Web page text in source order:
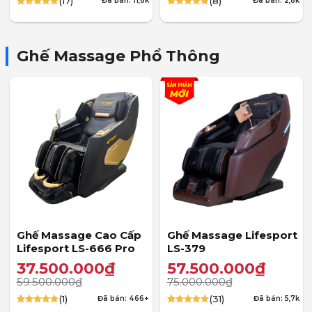
dựa trên
dựa trên
Ghế Massage Phổ Thông
Ghế Massage Cao Cấp
Lifesport LS-666 Pro
37.500.000₫
59.500.000₫
(1) Đã bán: 466+
Ghế Massage Lifesport
LS-379
57.500.000₫
75.000.000₫
(31) Đã bán: 5,7k